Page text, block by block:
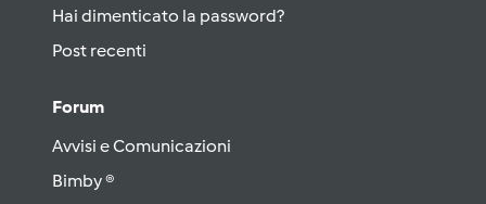
Hai dimenticato la password?
Post recenti
Forum
Avvisi e Comunicazioni
Bimby ®